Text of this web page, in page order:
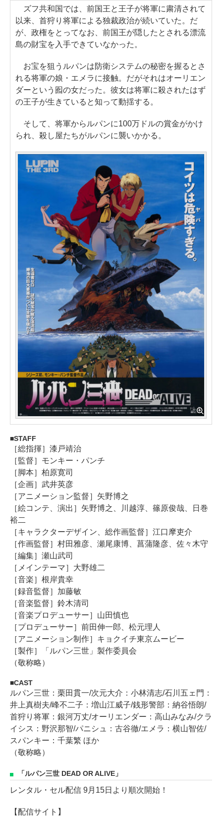
ズフ共和国では、前国王と王子が将軍に粛清されて
以来、首狩り将軍による独裁政治が続いていた。だ
が、政権をとってなお、前国王が隠したとされる漂流
島の財宝を入手できていなかった。
お宝を狙うルパンは防衛システムの秘密を握るとさ
れる将軍の娘・エメラに接触。だがそれはオーリエン
ダーという囮の女だった。彼女は将軍に殺されたはず
の王子が生きていると知って動揺する。
そして、将軍からルパンに100万ドルの賞金がかけ
られ、殺し屋たちがルパンに襲いかかる。
STAFF
［総指揮］漆戸靖治
［監督］モンキー・パンチ
［脚本］柏原寛司
［企画］武井英彦
［アニメーション監督］矢野博之
［絵コンテ、演出］矢野博之、川越淳、篠原俊哉、日巻
裕二
［キャラクターデザイン、総作画監督］江口摩吏介
［作画監督］村田雅彦、瀬尾康博、菖蒲隆彦、佐々木守
［編集］瀬山武司
［メインテーマ］大野雄二
［音楽］根岸貴幸
［録音監督］加藤敏
［音楽監督］鈴木清司
［音楽プロデューサー］山田慎也
［プロデューサー］前田伸一郎、松元理人
［アニメーション制作］キョクイチ東京ムービー
［製作］「ルパン三世」製作委員会
（敬称略）
CAST
ルパン三世：栗田貫一/次元大介：小林清志/石川五ェ門：
井上真樹夫/峰不二子：増山江威子/銭形警部：納谷悟朗/
首狩り将軍：銀河万丈/オーリエンダー：高山みなみ/クラ
イシス：野沢那智/パニシュ：古谷徹/エメラ：横山智佐/
スパンキー：千葉繁 ほか
（敬称略）
「ルパン三世 DEAD OR ALIVE」
レンタル・セル配信 9月15日より順次開始！
【配信サイト】